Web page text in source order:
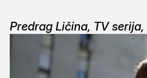
Predrag Ličina, TV serija,